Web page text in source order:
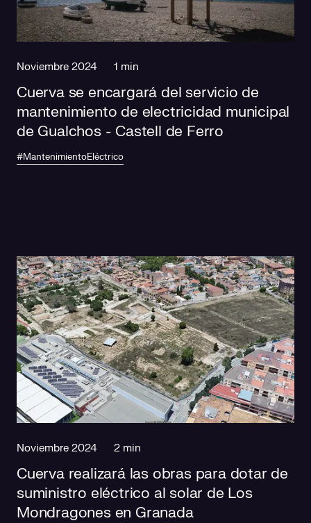
Responsabilidad social
Comercialización
Casos de éxito
Media
Noviembre 2024 1 min
Cuerva se encargará del servicio de
mantenimiento de electricidad municipal
de Gualchos - Castell de Ferro
#MantenimientoEléctrico
Noviembre 2024 2 min
Cuerva realizará las obras para dotar de
suministro eléctrico al solar de Los
Mondragones en Granada